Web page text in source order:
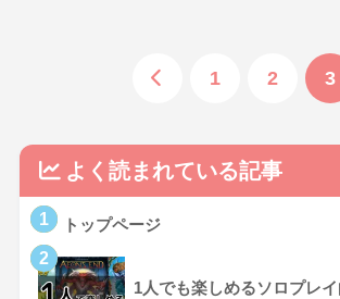
1 2 3
よく読まれている記事
1 トップページ
2
1人でも楽しめるソロプレ